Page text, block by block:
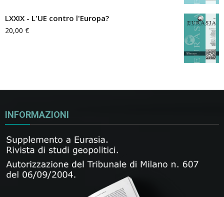
LXXIX - L'UE contro l'Europa?
20,00 €
INFORMAZIONI